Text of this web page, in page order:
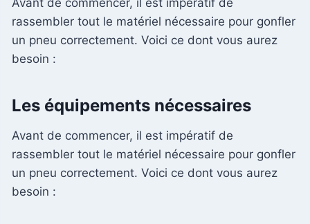
rassembler tout le matériel nécessaire pour gonfler
un pneu correctement. Voici ce dont vous aurez
besoin :
Les équipements nécessaires
Avant de commencer, il est impératif de
rassembler tout le matériel nécessaire pour gonfler
un pneu correctement. Voici ce dont vous aurez
besoin :